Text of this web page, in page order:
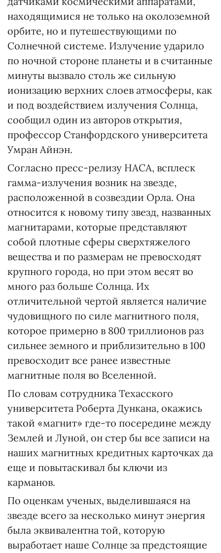
находящимися не только на околоземной
орбите, но и путешествующими по
Солнечной системе. Излучение ударило
по ночной стороне планеты и в считанные
минуты вызвало столь же сильную
ионизацию верхних слоев атмосферы, как
и под воздействием излучения Солнца,
сообщил один из авторов открытия,
профессор Станфордского университета
Умран Айнэн.
Согласно пресс-релизу НАСА, всплеск
гамма-излучения возник на звезде,
расположенной в созвездии Орла. Она
относится к новому типу звезд, названных
магнитарами, которые представляют
собой плотные сферы сверхтяжелого
вещества и по размерам не превосходят
крупного города, но при этом весят во
много раз больше Солнца. Их
отличительной чертой является наличие
чудовищного по силе магнитного поля,
которое примерно в 800 триллионов раз
сильнее земного и приблизительно в 100
превосходит все ранее известные
магнитные поля во Вселенной.
По словам сотрудника Техасского
университета Роберта Дункана, окажись
такой «магнит» где-то посередине между
Землей и Луной, он стер бы все записи на
наших магнитных кредитных карточках да
еще и повытаскивал бы ключи из
карманов.
По оценкам ученых, выделившаяся на
звезде всего за несколько минут энергия
была эквивалентна той, которую
выработает наше Солнце за предстоящие